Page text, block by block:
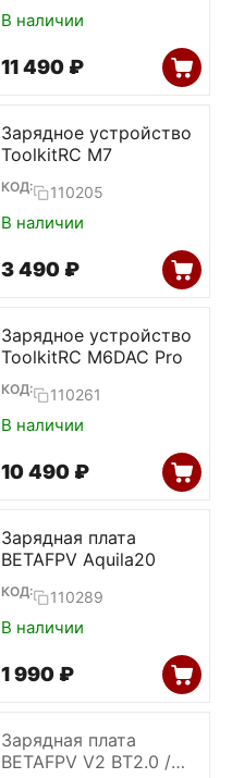
В наличии
11 490 ₽
Зарядное устройство
ToolkitRC M7
КОД: 110205
В наличии
3 490 ₽
Зарядное устройство
ToolkitRC M6DAC Pro
КОД: 110261
В наличии
10 490 ₽
Зарядная плата
BETAFPV Aquila20
КОД: 110289
В наличии
1 990 ₽
Зарядная плата
BETAFPV V2 BT2.0 /